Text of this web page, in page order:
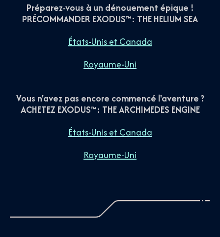
Préparez-vous à un dénouement épique !
PRÉCOMMANDER EXODUS™: THE HELIUM SEA
États-Unis et Canada
Royaume-Uni
Vous n'avez pas encore commencé l'aventure ?
ACHETEZ EXODUS™: THE ARCHIMEDES ENGINE
États-Unis et Canada
Royaume-Uni